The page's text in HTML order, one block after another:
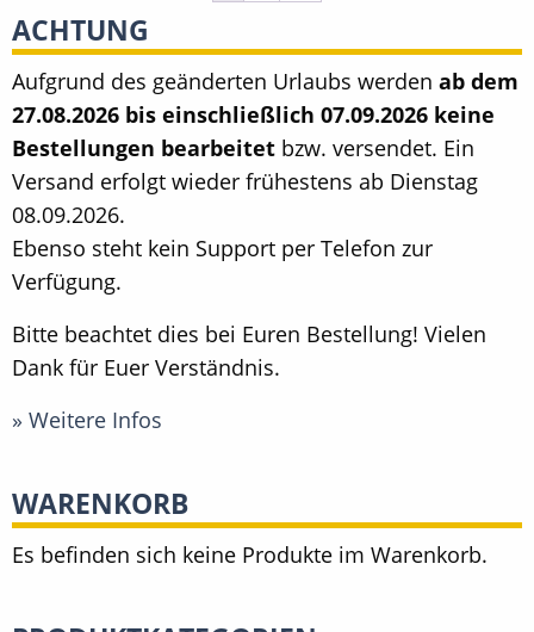
ACHTUNG
Aufgrund des geänderten Urlaubs werden ab dem
27.08.2026 bis einschließlich 07.09.2026 keine
Bestellungen bearbeitet bzw. versendet. Ein
Versand erfolgt wieder frühestens ab Dienstag
08.09.2026.
Ebenso steht kein Support per Telefon zur
Verfügung.
Bitte beachtet dies bei Euren Bestellung! Vielen
Dank für Euer Verständnis.
» Weitere Infos
WARENKORB
Es befinden sich keine Produkte im Warenkorb.